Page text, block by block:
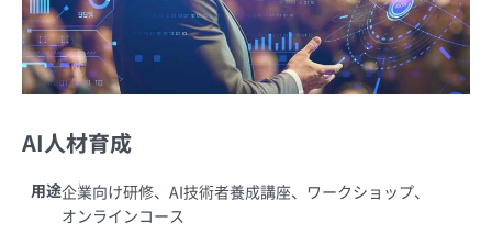
AI人材育成
用途企業向け研修、AI技術者養成講座、ワークショップ、
オンラインコース